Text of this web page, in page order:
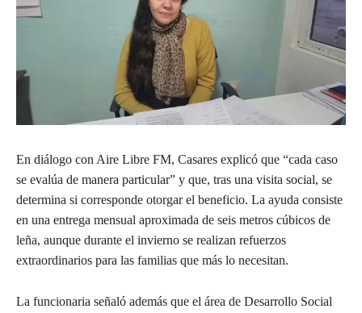
En diálogo con Aire Libre FM, Casares explicó que “cada caso
se evalúa de manera particular” y que, tras una visita social, se
determina si corresponde otorgar el beneficio. La ayuda consiste
en una entrega mensual aproximada de seis metros cúbicos de
leña, aunque durante el invierno se realizan refuerzos
extraordinarios para las familias que más lo necesitan.
La funcionaria señaló además que el área de Desarrollo Social